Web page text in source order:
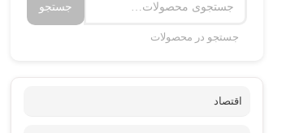
جستجو
جستجو در محصولات
اقتصاد